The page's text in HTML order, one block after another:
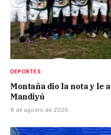
DEPORTES
Montaña dio la nota y le
Mandiyú
6 de agosto de 2026